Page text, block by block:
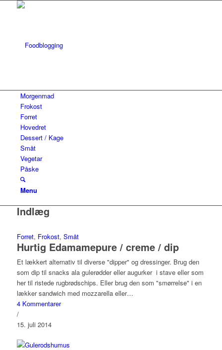
Morgenmad
Frokost
Forret
Hovedret
Dessert / Kage
Småt
Vegetar
Påske
Menu
Indlæg
Forret, Frokost, Småt
Hurtig Edamamepure / creme / dip
Et lækkert alternativ til diverse "dipper" og dressinger. Brug den
som dip til snacks ala gulerødder eller augurker i stave eller som
her til ristede rugbrødschips. Eller brug den som "smørrelse" i en
lækker sandwich med mozzarella eller…
4 Kommentarer
/
15. juli 2014